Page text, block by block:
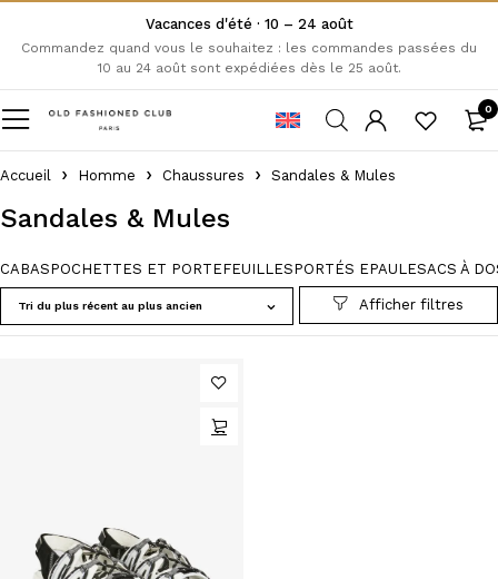
Vacances d'été · 10 – 24 août
Commandez quand vous le souhaitez : les commandes passées du
10 au 24 août sont expédiées dès le 25 août.
0
Accueil Homme Chaussures Sandales & Mules
Sandales & Mules
CABASPOCHETTES ET PORTEFEUILLESPORTÉS EPAULESACS À
Tri du plus récent au plus ancien